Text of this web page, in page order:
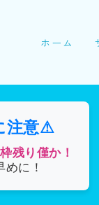
ホーム
注意⚠
残り僅か！
めに！